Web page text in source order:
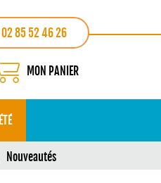
02 85 52 46 26
MON PANIER
ÉTÉ
Nouveautés